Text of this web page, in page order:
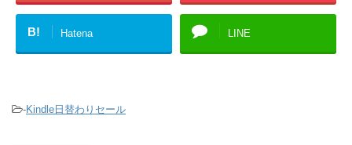
B! Hatena LINE
-Kindle日替わりセール